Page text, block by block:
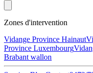
Zones d'intervention
Vidange Province Hainaut
Province Luxembourg
Brabant wallon